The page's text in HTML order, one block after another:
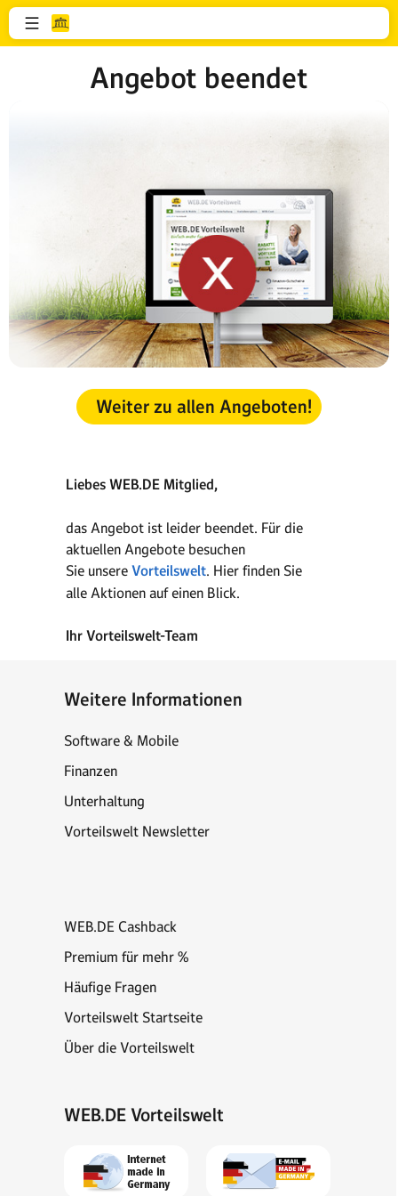
Angebot beendet
Weiter zu allen Angeboten!
Liebes WEB.DE Mitglied,
das Angebot ist leider beendet. Für die
aktuellen Angebote besuchen
Sie unsere Vorteilswelt. Hier finden Sie
alle Aktionen auf einen Blick.
Ihr Vorteilswelt-Team
Weitere Informationen
Software & Mobile
Finanzen
Unterhaltung
Vorteilswelt Newsletter
WEB.DE Cashback
Premium für mehr %
Häufige Fragen
Vorteilswelt Startseite
Über die Vorteilswelt
WEB.DE Vorteilswelt